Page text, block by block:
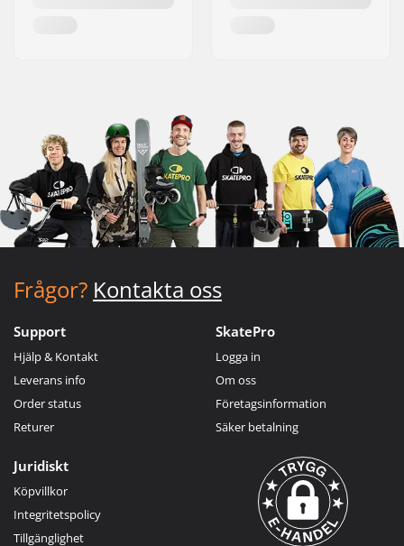
Frågor? Kontakta oss
Support
Hjälp & Kontakt
Leverans info
Order status
Returer
SkatePro
Logga in
Om oss
Företagsinformation
Säker betalning
Juridiskt
Köpvillkor
Integritetspolicy
Tillgänglighet